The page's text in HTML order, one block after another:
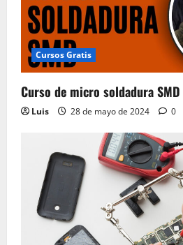
Cursos Gratis
Curso de micro soldadura SMD
Luis 28 de mayo de 2024 0